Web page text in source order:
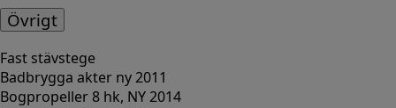
Övrigt
Fast stävstege
Badbrygga akter ny 2011
Bogpropeller 8 hk, NY 2014